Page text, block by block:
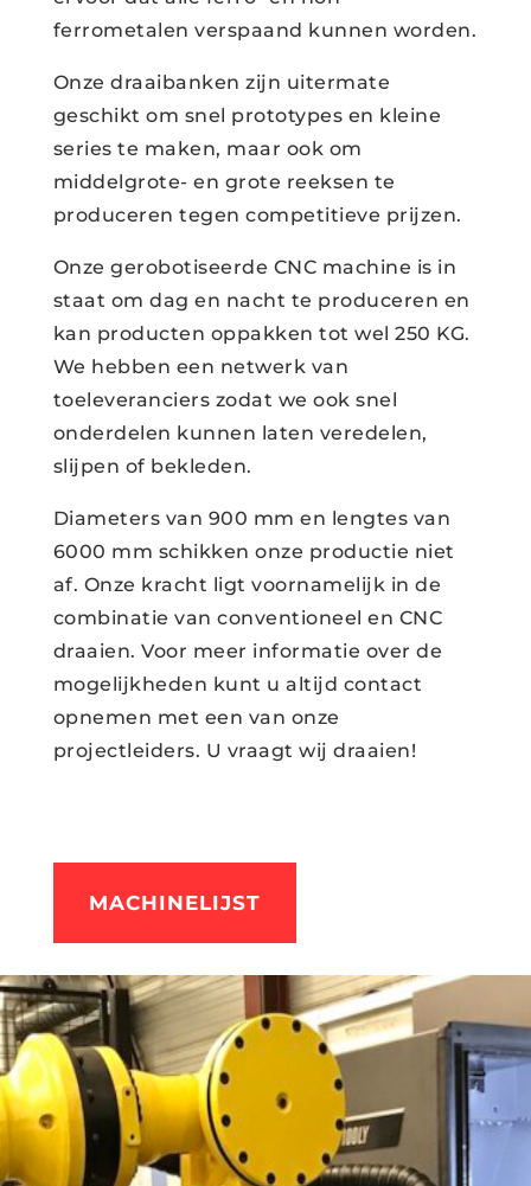
ferrometalen verspaand kunnen worden.
Onze draaibanken zijn uitermate
geschikt om snel prototypes en kleine
series te maken, maar ook om
middelgrote- en grote reeksen te
produceren tegen competitieve prijzen.
Onze gerobotiseerde CNC machine is in
staat om dag en nacht te produceren en
kan producten oppakken tot wel 250 KG.
We hebben een netwerk van
toeleveranciers zodat we ook snel
onderdelen kunnen laten veredelen,
slijpen of bekleden.
Diameters van 900 mm en lengtes van
6000 mm schikken onze productie niet
af. Onze kracht ligt voornamelijk in de
combinatie van conventioneel en CNC
draaien. Voor meer informatie over de
mogelijkheden kunt u altijd contact
opnemen met een van onze
projectleiders. U vraagt wij draaien!
MACHINELIJST